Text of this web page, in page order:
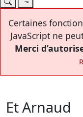
Certaines
JavaScript ne
Merci
Et Arnaud